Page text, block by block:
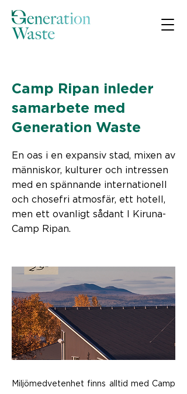
Camp Ripan inleder
samarbete med
Generation Waste
En oas i en expansiv stad, mixen av
människor, kulturer och intressen
med en spännande internationell
och chosefri atmosfär, ett hotell,
men ett ovanligt sådant I Kiruna-
Camp Ripan.
Miljömedvetenhet finns alltid med Camp